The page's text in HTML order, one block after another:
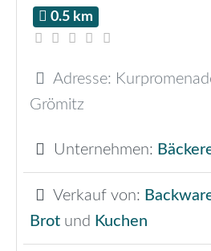
0.5 km
Adresse:
Grömitz
Unternehmen:
Verkauf von:
Brot und Kuchen